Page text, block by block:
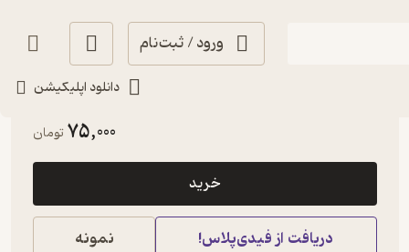
ورود / ثبت‌نام
دانلود اپلیکیشن
حال‌خوب‌کن ✨(
75,000تومان
خرید
دریافت از فیدی‌پلاس! نمونه